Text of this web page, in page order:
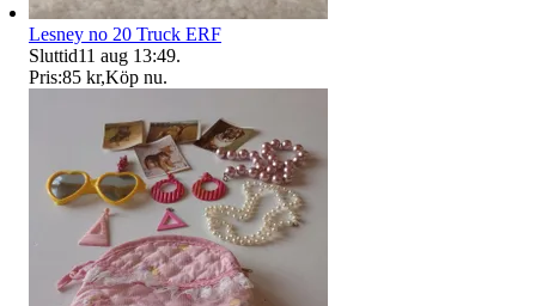
Lesney no 20 Truck ERF
Sluttid11 aug 13:49.
Pris:85 kr,Köp nu.